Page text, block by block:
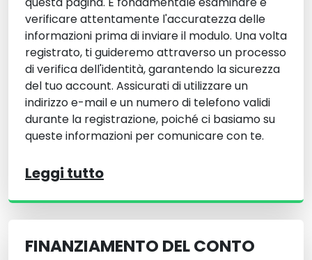
verificare attentamente l'accuratezza delle
informazioni prima di inviare il modulo. Una volta
registrato, ti guideremo attraverso un processo
di verifica dell'identità, garantendo la sicurezza
del tuo account. Assicurati di utilizzare un
indirizzo e-mail e un numero di telefono validi
durante la registrazione, poiché ci basiamo su
queste informazioni per comunicare con te.
Leggi tutto
FINANZIAMENTO DEL CONTO